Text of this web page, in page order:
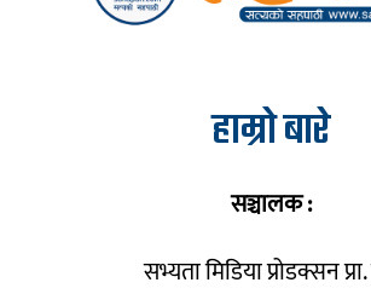
हाम्रो बारे
सञ्चालक :
सभ्यता मिडिया प्रोडक्सन